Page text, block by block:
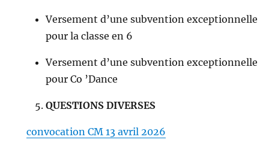
Versement d’une subvention exceptionnelle
pour la classe en 6
Versement d’une subvention exceptionnelle
pour Co ’Dance
QUESTIONS DIVERSES
convocation CM 13 avril 2026